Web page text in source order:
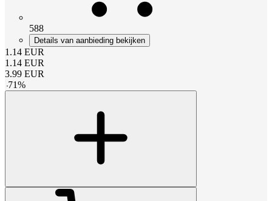
588
Details van aanbieding bekijken
1.14 EUR
1.14 EUR
3.99 EUR
-71%